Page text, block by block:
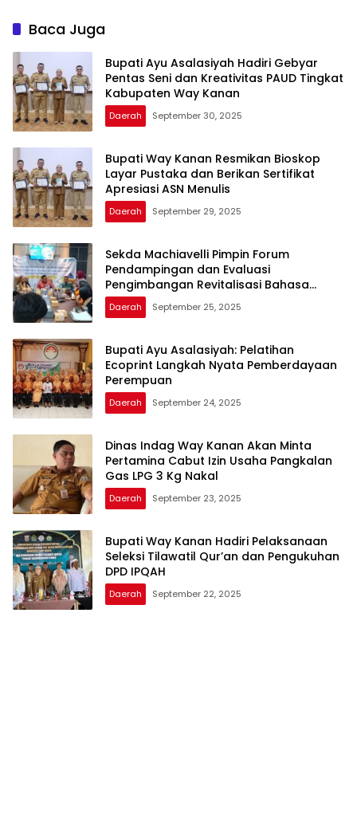
NakalBaca Juga
Bupati Ayu Asalasiyah Hadiri Gebyar
Pentas Seni dan Kreativitas PAUD Tingkat
Kabupaten Way Kanan
Daerah September 30, 2025
Bupati Way Kanan Resmikan Bioskop
Layar Pustaka dan Berikan Sertifikat
Apresiasi ASN Menulis
Daerah September 29, 2025
Sekda Machiavelli Pimpin Forum
Pendampingan dan Evaluasi
Pengimbangan Revitalisasi Bahasa
Daerah
Daerah September 25, 2025
Bupati Ayu Asalasiyah: Pelatihan
Ecoprint Langkah Nyata Pemberdayaan
Perempuan
Daerah September 24, 2025
Dinas Indag Way Kanan Akan Minta
Pertamina Cabut Izin Usaha Pangkalan
Gas LPG 3 Kg Nakal
Daerah September 23, 2025
Bupati Way Kanan Hadiri Pelaksanaan
Seleksi Tilawatil Qur’an dan Pengukuhan
DPD IPQAH
Daerah September 22, 2025